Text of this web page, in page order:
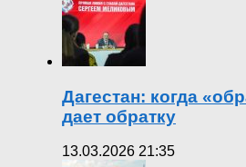
Дагестан: когда
дает обратку
13.03.2026 21:35